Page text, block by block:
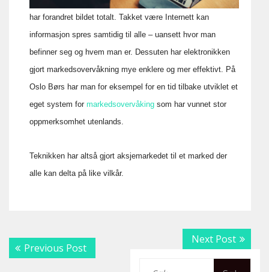
har forandret bildet totalt. Takket være Internett kan
informasjon spres samtidig til alle – uansett hvor man
befinner seg og hvem man er. Dessuten har elektronikken
gjort markedsovervåkning mye enklere og mer effektivt. På
Oslo Børs har man for eksempel for en tid tilbake utviklet et
eget system for markedsovervåking som har vunnet stor
oppmerksomhet utenlands.
Teknikken har altså gjort aksjemarkedet til et marked der
alle kan delta på like vilkår.
Innleggsnavigering
Previous PostPrevious
post:
Next PostNext
post: